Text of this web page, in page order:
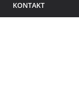
KONTAKT